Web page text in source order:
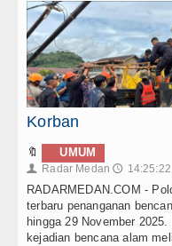
Korban
🔖 UMUM
👤 Radar Medan 🕔
RADARMEDAN.COM -
terbaru penanganan
hingga 29 November
kejadian bencana alam